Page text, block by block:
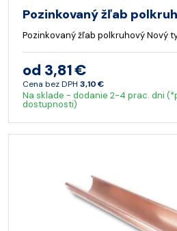
Pozinkovaný žľab
Pozinkovaný žľab polkruhový Nový
od 3,81 €
Cena bez DPH 3,10 €
Na sklade - dodanie 2-4 prac. dni
dostupnosti)